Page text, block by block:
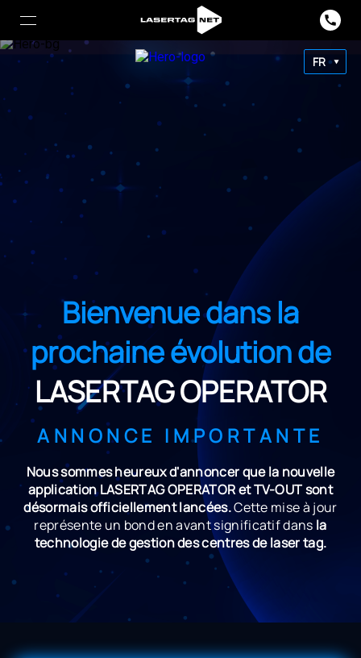
FR
Bienvenue dans la
prochaine évolution de
LASERTAG OPERATOR
ANNONCE IMPORTANTE
Nous sommes heureux d'annoncer que la nouvelle
application LASERTAG OPERATOR et TV-OUT sont
désormais officiellement lancées.Cette mise à jour
représente un bond en avant significatif dans la
technologie de gestion des centres de laser tag.